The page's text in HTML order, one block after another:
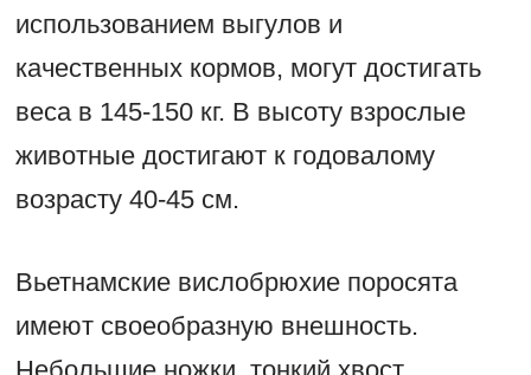
использованием выгулов и
качественных кормов, могут достигать
веса в 145-150 кг. В высоту взрослые
животные достигают к годовалому
возрасту 40-45 см.
Вьетнамские вислобрюхие поросята
имеют своеобразную внешность.